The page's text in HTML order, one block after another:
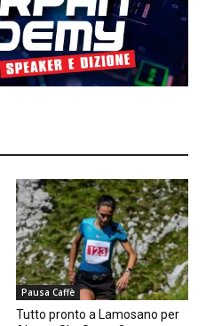
Pausa Caffè
Tutto pronto a Lamosano per